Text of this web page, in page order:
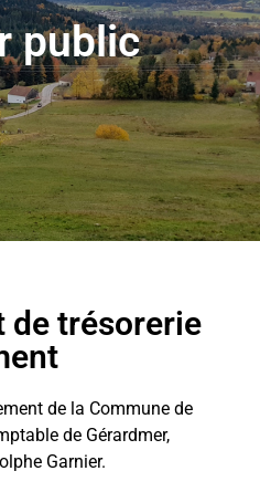
public
de trésorerie
de la Commune de
de Gérardmer,
Garnier.